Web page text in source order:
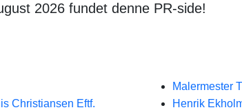
2026 fundet denne PR-side!
Christiansen Eftf.
Malermester
Henrik